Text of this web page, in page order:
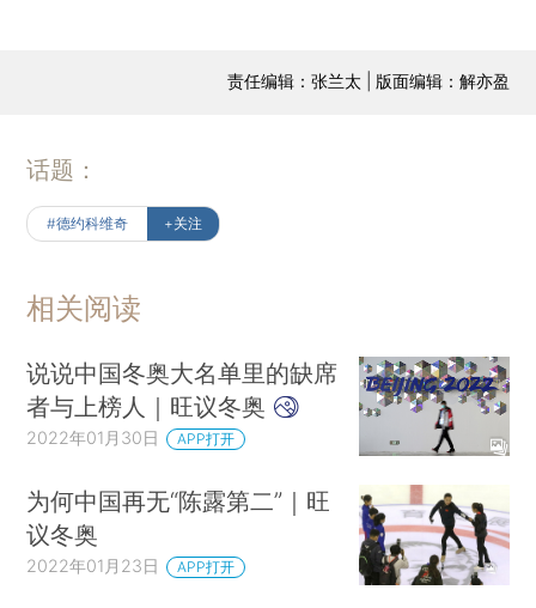
责任编辑：张兰太 | 版面编辑：解亦盈
话题：
#德约科维奇 +关注
相关阅读
说说中国冬奥大名单里的缺席
者与上榜人｜旺议冬奥
2022年01月30日 APP打开
为何中国再无“陈露第二”｜旺
议冬奥
2022年01月23日 APP打开